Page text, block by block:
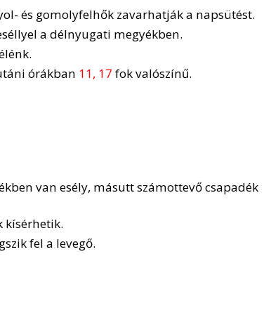
és gomolyfelhők zavarhatják a napsütést.
a délnyugati megyékben.
órákban 11, 17 fok valószínű.
van esély, másutt számottevő csapadék
kísérhetik.
fel a levegő.